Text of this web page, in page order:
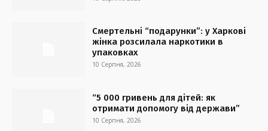
Смертельні “подарунки”: у Харкові
жінка розсилала наркотики в
упаковках
10 Серпня, 2026
“5 000 гривень для дітей: як
отримати допомогу від держави”
10 Серпня, 2026